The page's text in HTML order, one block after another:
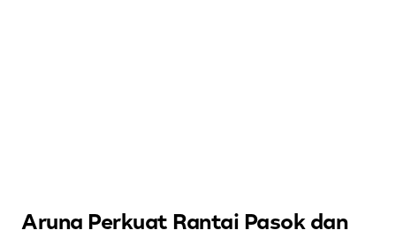
Aruna Perkuat Rantai Pasok dan